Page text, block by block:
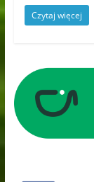
Czytaj więcej